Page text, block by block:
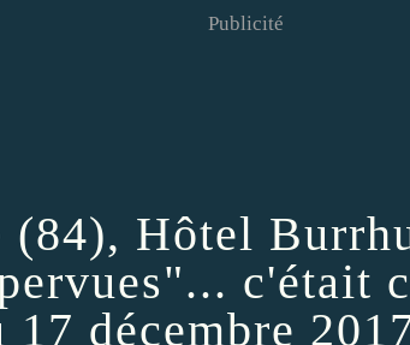
Publicité
(84), Hôtel
c'était
décembre